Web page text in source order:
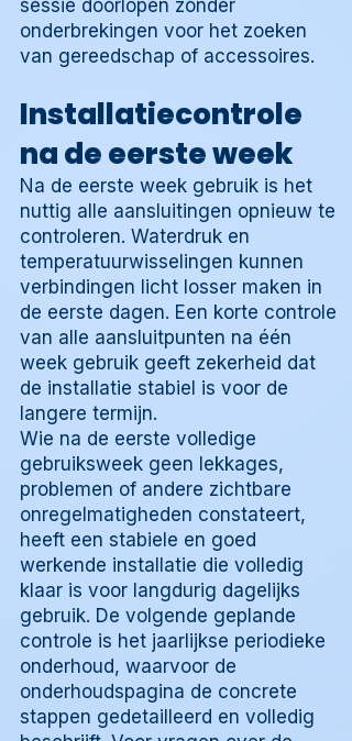
sessie doorlopen zonder
onderbrekingen voor het zoeken
van gereedschap of accessoires.
Installatiecontrole
na de eerste week
Na de eerste week gebruik is het
nuttig alle aansluitingen opnieuw te
controleren. Waterdruk en
temperatuurwisselingen kunnen
verbindingen licht losser maken in
de eerste dagen. Een korte controle
van alle aansluitpunten na één
week gebruik geeft zekerheid dat
de installatie stabiel is voor de
langere termijn.
Wie na de eerste volledige
gebruiksweek geen lekkages,
problemen of andere zichtbare
onregelmatigheden constateert,
heeft een stabiele en goed
werkende installatie die volledig
klaar is voor langdurig dagelijks
gebruik. De volgende geplande
controle is het jaarlijkse periodieke
onderhoud, waarvoor de
onderhoudspagina de concrete
stappen gedetailleerd en volledig